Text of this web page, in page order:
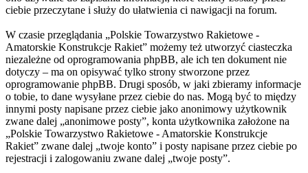
ciebie przeczytane i służy do ułatwienia ci nawigacji na forum.
W czasie przeglądania „Polskie Towarzystwo Rakietowe -
Amatorskie Konstrukcje Rakiet” możemy też utworzyć ciasteczka
niezależne od oprogramowania phpBB, ale ich ten dokument nie
dotyczy – ma on opisywać tylko strony stworzone przez
oprogramowanie phpBB. Drugi sposób, w jaki zbieramy informacje
o tobie, to dane wysyłane przez ciebie do nas. Mogą być to między
innymi posty napisane przez ciebie jako anonimowy użytkownik
zwane dalej „anonimowe posty”, konta użytkownika założone na
„Polskie Towarzystwo Rakietowe - Amatorskie Konstrukcje
Rakiet” zwane dalej „twoje konto” i posty napisane przez ciebie po
rejestracji i zalogowaniu zwane dalej „twoje posty”.